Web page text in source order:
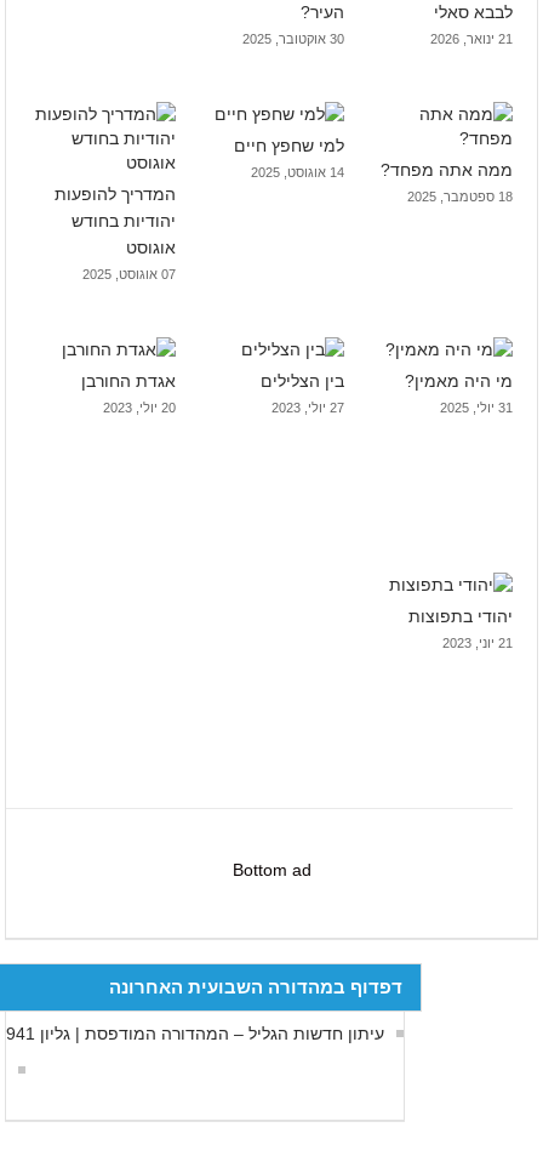
לבבא סאלי
21 ינואר, 2026
העיר?
30 אוקטובר, 2025
ממה אתה מפחד?
18 ספטמבר, 2025
למי שחפץ חיים
14 אוגוסט, 2025
המדריך להופעות
יהודיות בחודש
אוגוסט
07 אוגוסט, 2025
מי היה מאמין?
31 יולי, 2025
בין הצלילים
27 יולי, 2023
אגדת החורבן
20 יולי, 2023
יהודי בתפוצות
21 יוני, 2023
Bottom ad
דפדוף במהדורה השבועית האחרונה
עיתון חדשות הגליל – המהדורה המודפסת | גליון 941